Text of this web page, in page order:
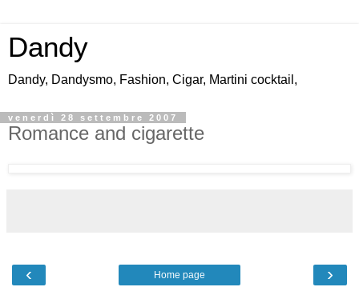
Dandy
Dandy, Dandysmo, Fashion, Cigar, Martini cocktail,
venerdì 28 settembre 2007
Romance and cigarette
‹ ›
Home page